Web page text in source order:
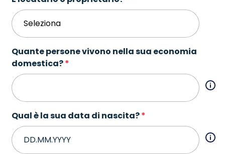
Quante persone vivono nella sua economia
domestica?
Qual è la sua data di nascita?